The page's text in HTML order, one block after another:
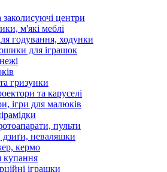
заколисуючі центри
м'які меблі
годування, ходунки
для іграшок
гризунки
та каруселі
ігри для малюків
пульти
неваляшки
кермо
купання
іграшки